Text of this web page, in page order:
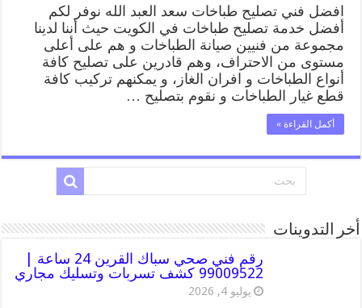
بارخص
الاسعار
مغلقة
افضل فني تصليح طباخات سعد العبد الله نوفر لكم
أفضل خدمة تصليح طباخات في الكويت حيث أننا لدينا
مجموعة من فنيين صيانة الطباخات و هم على أعلى
مستوى من الاحتراف، وهم قادرين على تصليح كافة
أنواع الطباخات و افران الغاز، و يمكنهم تركيب كافة
قطع غيار الطباخات و نقوم بتصليح …
أكمل القراءة »
أخر التدوينات
رقم فني صحي سباك القرين 24 ساعة |
99009522 كشف تسربات وتسليك مجاري
يوليو 4, 2026